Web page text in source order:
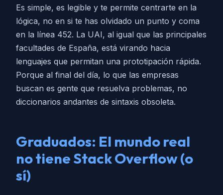
Es simple, es legible y te permite centrarte en la
lógica, no en si te has olvidado un punto y coma
en la línea 452. La UAI, al igual que las principales
facultades de España, está virando hacia
lenguajes que permitan una prototipación rápida.
Porque al final del día, lo que las empresas
buscan es gente que resuelva problemas, no
diccionarios andantes de sintaxis obsoleta.
Graduados: El mundo real
no tiene Stack Overflow (o
sí)